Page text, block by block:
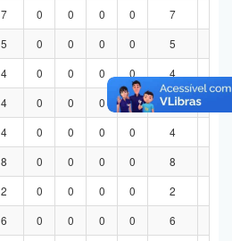
7 0 0 0 0 7
5 0 0 0 0 5
4 0 0 0 0 4
4 0 0 0 0 4
4 0 0 0 0 4
8 0 0 0 0 8
2 0 0 0 0 2
6 0 0 0 0 6